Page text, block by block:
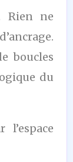
Rien ne
boucles
du